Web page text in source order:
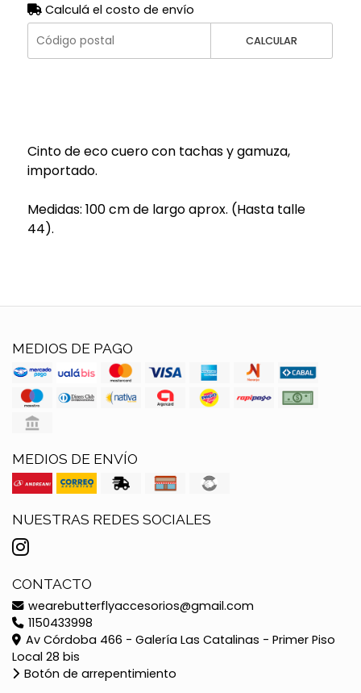
Calculá el costo de envío
CALCULAR
Cinto de eco cuero con tachas y gamuza,
importado.
Medidas: 100 cm de largo aprox. (Hasta talle
44).
MEDIOS DE PAGO
MEDIOS DE ENVÍO
NUESTRAS REDES SOCIALES
CONTACTO
wearebutterflyaccesorios@gmail.com
1150433998
Av Córdoba 466 - Galería Las Catalinas - Primer Piso
Local 28 bis
Botón de arrepentimiento